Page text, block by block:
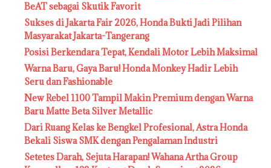
BeAT sebagai Skutik Favorit
Sukses di Jakarta Fair 2026, Honda Bukti Jadi Pilihan
Masyarakat Jakarta-Tangerang
Posisi Berkendara Tepat, Kendali Motor Lebih Maksimal
Warna Baru, Gaya Baru! Honda Monkey Hadir Lebih
Seru dan Fashionable
New Rebel 1100 Tampil Makin Premium dengan Warna
Baru Matte Beta Silver Metallic
Dari Ruang Kelas ke Bengkel Profesional, Astra Honda
Bekali Siswa SMK dengan Pengalaman Industri
Setetes Darah, Sejuta Harapan! Wahana Artha Group